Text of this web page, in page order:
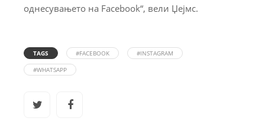
однесувањето на Facebook“, вели Џејмс.
TAGS #FACEBOOK
#INSTAGRAM
#WHATSAPP